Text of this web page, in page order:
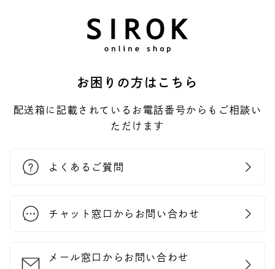
お困りの方はこちら
配送箱に記載されているお電話番号からもご相談い
ただけます
よくあるご質問
チャット窓口からお問い合わせ
メール窓口からお問い合わせ